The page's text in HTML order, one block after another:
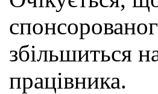
збільшиться
працівника.